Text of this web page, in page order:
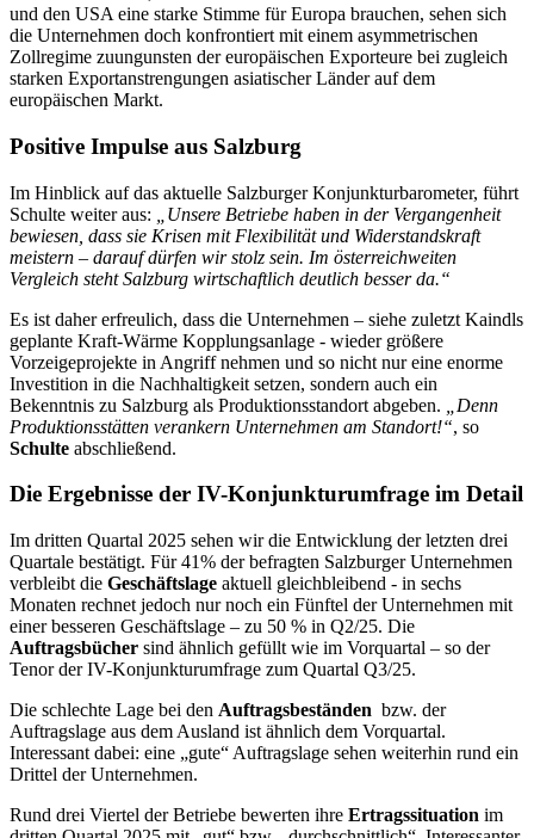
und den USA eine starke Stimme für Europa brauchen, sehen sich
die Unternehmen doch konfrontiert mit einem asymmetrischen
Zollregime zuungunsten der europäischen Exporteure bei zugleich
starken Exportanstrengungen asiatischer Länder auf dem
europäischen Markt.
Positive Impulse aus Salzburg
Im Hinblick auf das aktuelle Salzburger Konjunkturbarometer, führt
Schulte weiter aus: „Unsere Betriebe haben in der Vergangenheit
bewiesen, dass sie Krisen mit Flexibilität und Widerstandskraft
meistern – darauf dürfen wir stolz sein. Im österreichweiten
Vergleich steht Salzburg wirtschaftlich deutlich besser da.“
Es ist daher erfreulich, dass die Unternehmen – siehe zuletzt Kaindls
geplante Kraft-Wärme Kopplungsanlage - wieder größere
Vorzeigeprojekte in Angriff nehmen und so nicht nur eine enorme
Investition in die Nachhaltigkeit setzen, sondern auch ein
Bekenntnis zu Salzburg als Produktionsstandort abgeben. „Denn
Produktionsstätten verankern Unternehmen am Standort!“, so
Schulte abschließend.
Die Ergebnisse der IV-Konjunkturumfrage im Detail
Im dritten Quartal 2025 sehen wir die Entwicklung der letzten drei
Quartale bestätigt. Für 41% der befragten Salzburger Unternehmen
verbleibt die Geschäftslage aktuell gleichbleibend - in sechs
Monaten rechnet jedoch nur noch ein Fünftel der Unternehmen mit
einer besseren Geschäftslage – zu 50 % in Q2/25. Die
Auftragsbücher sind ähnlich gefüllt wie im Vorquartal – so der
Tenor der IV-Konjunkturumfrage zum Quartal Q3/25.
Die schlechte Lage bei den Auftragsbeständen bzw. der
Auftragslage aus dem Ausland ist ähnlich dem Vorquartal.
Interessant dabei: eine „gute“ Auftragslage sehen weiterhin rund ein
Drittel der Unternehmen.
Rund drei Viertel der Betriebe bewerten ihre Ertragssituation im